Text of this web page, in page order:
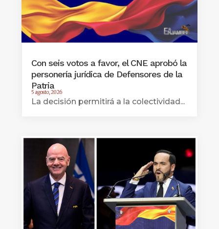
Con seis votos a favor, el CNE aprobó la
personería jurídica de Defensores de la
Patria
5 agosto, 2026
La decisión permitirá a la colectividad...